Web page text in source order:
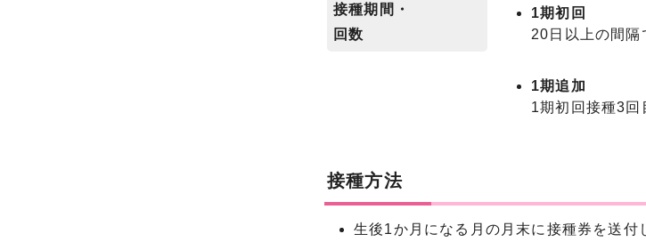
接種期間・
回数
1期初回
20日以上の間
1期追加
1期初回接種3回
接種方法
生後1か月になる月の月末に接種券を送